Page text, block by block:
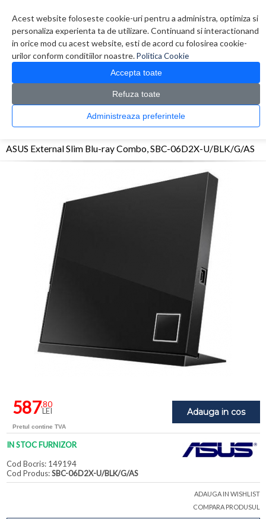
Acest website foloseste cookie-uri pentru a administra, optimiza si
personaliza experienta ta de utilizare. Continuand si interactionand
in orice mod cu acest website, esti de acord cu folosirea cookie-
urilor conform conditiilor noastre.Politica Cookie
Accepta toate
Refuza toate
Administreaza preferintele
0 produs(e)
CATALOG PRODUSE
Componente PC > Unitati optice > ASUS External Slim Blu-ray Combo,
ASUS External Slim Blu-ray Combo, SBC-06D2X-U/BLK/G/AS
Adauga in cos
587,80
LEI
Pretul contine TVA
IN STOC FURNIZOR
Cod Bocris: 149194
Cod Produs:SBC-06D2X-U/BLK/G/AS
ADAUGA IN WISHLIST
COMPARA PRODUSUL